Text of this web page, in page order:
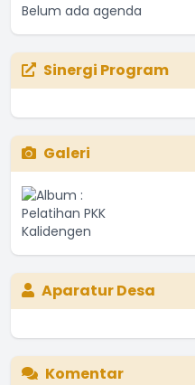
Belum ada agenda
Sinergi Program
Galeri
Aparatur Desa
Komentar